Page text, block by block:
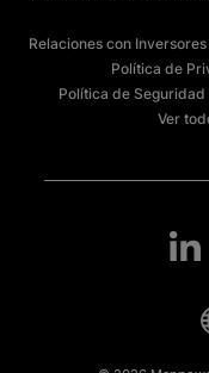
Relaciones con Inversores
Política de
Política de Seguridad
Ver